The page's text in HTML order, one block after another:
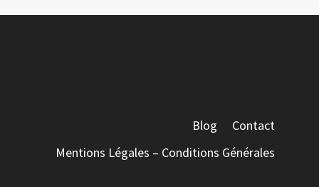
Blog
Contact
Mentions Légales – Conditions Générales